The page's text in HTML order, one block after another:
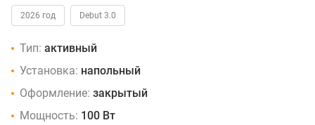
2026 год Debut 3.0
Тип: активный
Установка: напольный
Оформление: закрытый
Мощность: 100 Вт